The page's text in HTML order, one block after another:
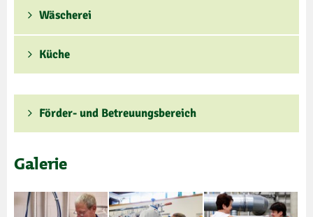
Wäscherei
Küche
Förder- und Betreuungsbereich
Galerie